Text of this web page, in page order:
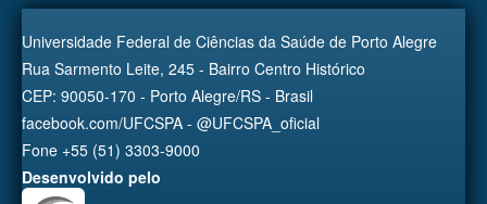
Universidade Federal de Ciências da Saúde de Porto Alegre
Rua Sarmento Leite, 245 - Bairro Centro Histórico
CEP: 90050-170 - Porto Alegre/RS - Brasil
facebook.com/UFCSPA - @UFCSPA_oficial
Fone +55 (51) 3303-9000
Desenvolvido pelo